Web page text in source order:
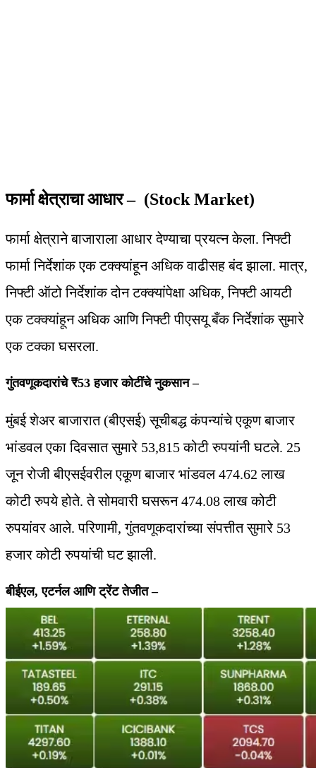
फार्मा क्षेत्राचा आधार – (Stock Market)
फार्मा क्षेत्राने बाजाराला आधार देण्याचा प्रयत्न केला. निफ्टी
फार्मा निर्देशांक एक टक्क्यांहून अधिक वाढीसह बंद झाला. मात्र,
निफ्टी ऑटो निर्देशांक दोन टक्क्यांपेक्षा अधिक, निफ्टी आयटी
एक टक्क्यांहून अधिक आणि निफ्टी पीएसयू बँक निर्देशांक सुमारे
एक टक्का घसरला.
गुंतवणूकदारांचे ₹53 हजार कोटींचे नुकसान –
मुंबई शेअर बाजारात (बीएसई) सूचीबद्ध कंपन्यांचे एकूण बाजार
भांडवल एका दिवसात सुमारे 53,815 कोटी रुपयांनी घटले. 25
जून रोजी बीएसईवरील एकूण बाजार भांडवल 474.62 लाख
कोटी रुपये होते. ते सोमवारी घसरून 474.08 लाख कोटी
रुपयांवर आले. परिणामी, गुंतवणूकदारांच्या संपत्तीत सुमारे 53
हजार कोटी रुपयांची घट झाली.
बीईएल, एटर्नल आणि ट्रेंट तेजीत –